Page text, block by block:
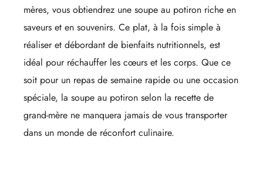
mères, vous obtiendrez une soupe au potiron riche en
saveurs et en souvenirs. Ce plat, à la fois simple à
réaliser et débordant de bienfaits nutritionnels, est
idéal pour réchauffer les cœurs et les corps. Que ce
soit pour un repas de semaine rapide ou une occasion
spéciale, la soupe au potiron selon la recette de
grand-mère ne manquera jamais de vous transporter
dans un monde de réconfort culinaire.